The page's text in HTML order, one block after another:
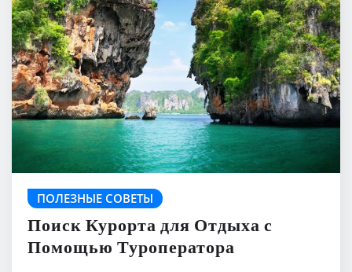
ПОЛЕЗНЫЕ СОВЕТЫ
Поиск Курорта для Отдыха с
Помощью Туроператора